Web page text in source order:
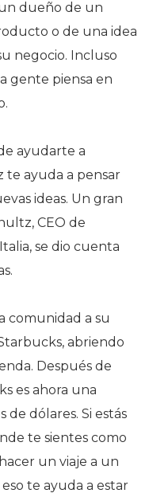
dueño de un
o de una idea
negocio. Incluso
gente piensa en
ayudarte a
te ayuda a pensar
ideas. Un gran
CEO de
se dio cuenta
comunidad a su
abriendo
Después de
es ahora una
dólares. Si estás
te sientes como
un viaje a un
te ayuda a estar